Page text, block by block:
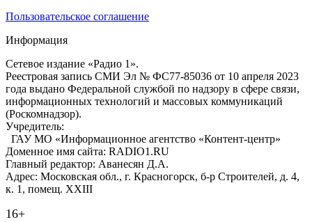
Пользовательское соглашение
Информация
Сетевое издание «Радио 1».
Реестровая запись СМИ Эл № ФС77-85036 от 10 апреля 2023
года выдано Федеральной службой по надзору в сфере связи,
информационных технологий и массовых коммуникаций
(Роскомнадзор).
Учредитель:
ГАУ МО «Информационное агентство «Контент-центр»
Доменное имя сайта: RADIO1.RU
Главный редактор: Аванесян Д.А.
Адрес: Московская обл., г. Красногорск, б-р Строителей, д. 4,
к. 1, помещ. XXIII
16+